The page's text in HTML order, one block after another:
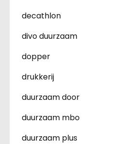
decathlon
divo duurzaam
dopper
drukkerij
duurzaam door
duurzaam mbo
duurzaam plus